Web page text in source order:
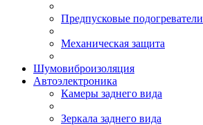
Предпусковые подогреватели
Механическая защита
Шумовиброизоляция
Автоэлектроника
Камеры заднего вида
Зеркала заднего вида